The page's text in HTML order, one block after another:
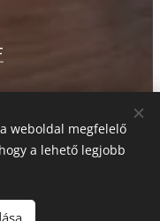
weboldal megfelelő
a lehető legjobb